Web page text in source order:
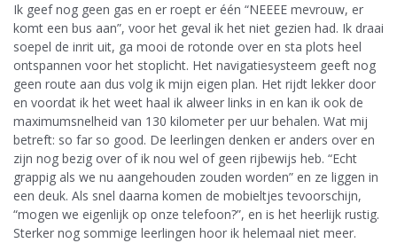
Ik geef nog geen gas en er roept er één “NEEEE mevrouw, er
komt een bus aan”, voor het geval ik het niet gezien had. Ik draai
soepel de inrit uit, ga mooi de rotonde over en sta plots heel
ontspannen voor het stoplicht. Het navigatiesysteem geeft nog
geen route aan dus volg ik mijn eigen plan. Het rijdt lekker door
en voordat ik het weet haal ik alweer links in en kan ik ook de
maximumsnelheid van 130 kilometer per uur behalen. Wat mij
betreft: so far so good. De leerlingen denken er anders over en
zijn nog bezig over of ik nou wel of geen rijbewijs heb. “Echt
grappig als we nu aangehouden zouden worden” en ze liggen in
een deuk. Als snel daarna komen de mobieltjes tevoorschijn,
“mogen we eigenlijk op onze telefoon?”, en is het heerlijk rustig.
Sterker nog sommige leerlingen hoor ik helemaal niet meer.